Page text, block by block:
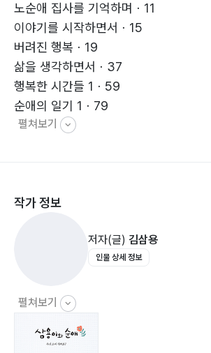
한 마디로 나는 무식한 사람이다.
내가 이 힘든 일을 시작하는 것은 나의
늘나라에 보내고 내가 순애를 위해서 마
있는 게 뭘까 생각하다가 뿌리도 없이
기의 인생을 최선을 다해 살고 간 흔적
나의 마지막 사랑이지 않을까 생각해서
이지만 순애를 생각하면서 용기를 내어
생으로 여기 수도 있겠지만 내 생각에는
은 저마다의 색깔이 있다. 노란색을 좋
색을 좋아하는 사람 등등. 하얀색을 좋
고 노란색을 좋아하냐고 나무랄 수는 없
상은 서로 사랑하면서, 서로 존중하면
가 아닌가? 나는 이제 순애 이야기부터
노순애 집사를 기억하며ㆍ11
이야기를 시작하면서ㆍ15
버려진 행복ㆍ19
삶을 생각하면서ㆍ37
행복한 시간들 1ㆍ59
순애의 일기 1ㆍ79
행복한 시간들 2ㆍ99
순애의 일기 2ㆍ177
듣고 싶은 소리ㆍ189
펼쳐보기
작가 정보
저자(글) 김삼용
인물 상세 정보
펼쳐보기